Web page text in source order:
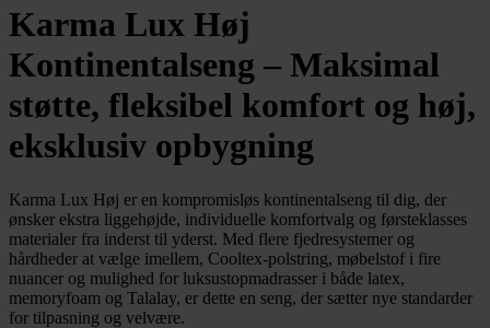
Karma Lux Høj
Kontinentalseng – Maksimal
støtte, fleksibel komfort og høj,
eksklusiv opbygning
Karma Lux Høj er en kompromisløs kontinentalseng til dig, der
ønsker ekstra liggehøjde, individuelle komfortvalg og førsteklasses
materialer fra inderst til yderst. Med flere fjedresystemer og
hårdheder at vælge imellem, Cooltex-polstring, møbelstof i fire
nuancer og mulighed for luksustopmadrasser i både latex,
memoryfoam og Talalay, er dette en seng, der sætter nye standarder
for tilpasning og velvære.